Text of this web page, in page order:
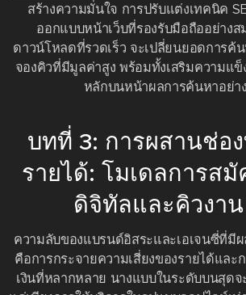
สร้างความมั่นใจ การปรับแต่งเทคนิค
ออกแบบหน้าเว็บที่รองรับมือถืออย่าง
ดาวน์โหลดที่รวดเร็ว จะเปลี่ยนยอดการค้
จองคิวที่มีมูลค่าสูง พร้อมทั้งเสริมความแข็
หลักบนหน้าผลการค้นหาอย่า
บทที่ 3: การผสานช่อง
รายได้: โมเดลการส
ดิจิทัลและคิวงา
ความลับของแบรนด์อิสระและเอเจนซี่ที่มี
คือการกระจายความเสี่ยงของรายได้และ
เงินที่หลากหลาย นางแบบในระดับบนสุดจ